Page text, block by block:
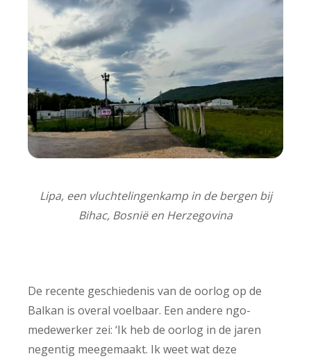
Lipa, een vluchtelingenkamp in de bergen bij
Bihac, Bosnië en Herzegovina
De recente geschiedenis van de oorlog op de
Balkan is overal voelbaar. Een andere ngo-
medewerker zei: ‘Ik heb de oorlog in de jaren
negentig meegemaakt. Ik weet wat deze